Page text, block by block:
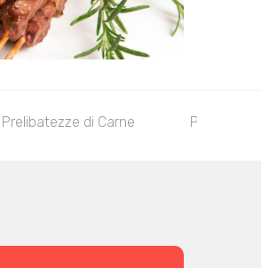
Prelibatezze di Carne Piadine e